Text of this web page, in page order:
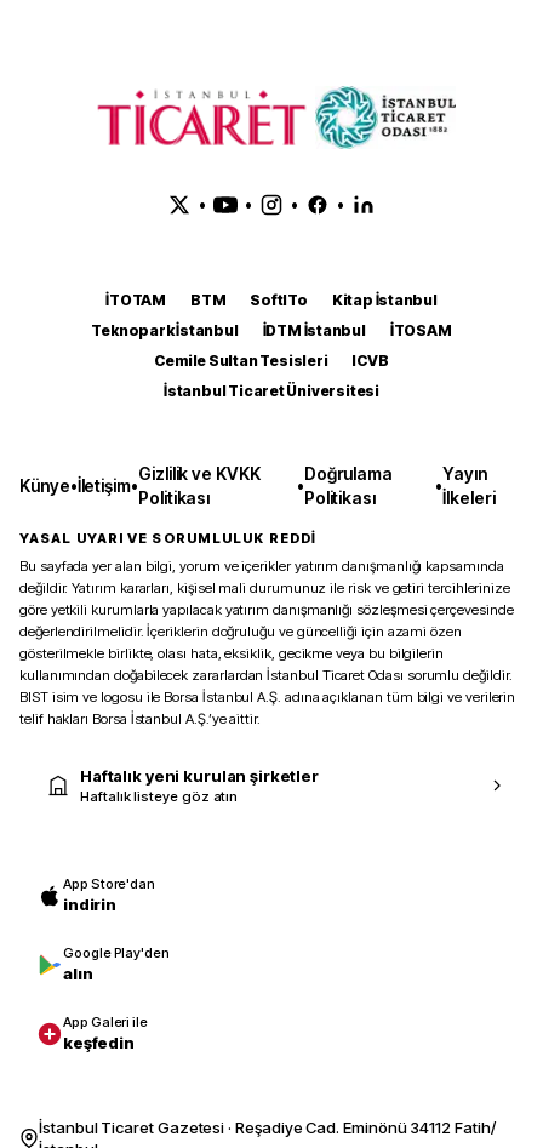
• • • •
İTOTAM BTM SoftITo
Kitap İstanbul
Teknopark İstanbul
İDTM İstanbul
İTOSAM
Cemile Sultan Tesisleri
ICVB
İstanbul Ticaret Üniversitesi
Künye•İletişim•
Gizlilik ve KVKK
Politikası
•
Doğrulama
Politikası
•
Yayın
İlkeleri
YASAL UYARI VE SORUMLULUK REDDİ
Bu sayfada yer alan bilgi, yorum ve içerikler yatırım danışmanlığı kapsamında
değildir. Yatırım kararları, kişisel mali durumunuz ile risk ve getiri tercihlerinize
göre yetkili kurumlarla yapılacak yatırım danışmanlığı sözleşmesi çerçevesinde
değerlendirilmelidir. İçeriklerin doğruluğu ve güncelliği için azami özen
gösterilmekle birlikte, olası hata, eksiklik, gecikme veya bu bilgilerin
kullanımından doğabilecek zararlardan İstanbul Ticaret Odası sorumlu değildir.
BIST isim ve logosu ile Borsa İstanbul A.Ş. adına açıklanan tüm bilgi ve verilerin
telif hakları Borsa İstanbul A.Ş.’ye aittir.
Haftalık yeni kurulan şirketler
Haftalık listeye göz atın
App Store'dan
indirin
Google Play'den
alın
App Galeri ile
keşfedin
İstanbul Ticaret Gazetesi · Reşadiye Cad. Eminönü 34112 Fatih/